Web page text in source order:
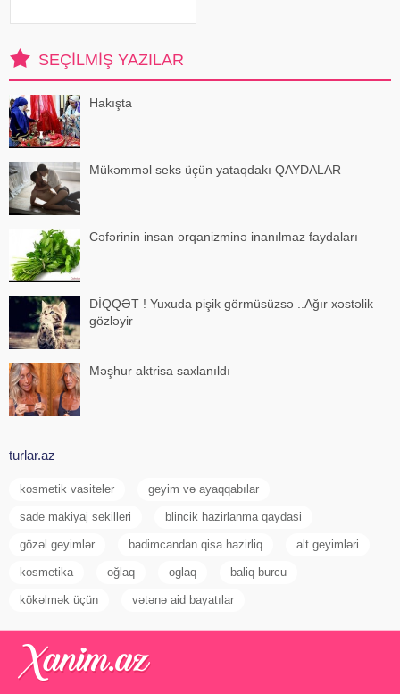
SEÇILMIŞ YAZILAR
Hakışta
Mükəmməl seks üçün yataqdakı QAYDALAR
Cəfərinin insan orqanizminə inanılmaz faydaları
DİQQƏT ! Yuxuda pişik görmüsüzsə ..Ağır xəstəlik
gözləyir
Məşhur aktrisa saxlanıldı
turlar.az
kosmetik vasiteler geyim və ayaqqabılar
sade makiyaj sekilleri blincik hazirlanma qaydasi
gözəl geyimlər badimcandan qisa hazirliq alt geyimləri
kosmetika oğlaq oglaq baliq burcu
kökəlmək üçün vətənə aid bayatılar